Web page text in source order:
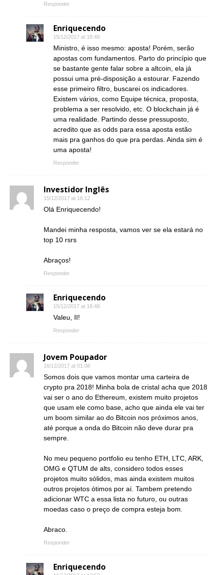
Responder
Enriquecendo
15/12/2017 at 18:48
Ministro, é isso mesmo: aposta! Porém, serão
apostas com fundamentos. Parto do princípio que
se bastante gente falar sobre a altcoin, ela já
possui uma pré-disposição a estourar. Fazendo
esse primeiro filtro, buscarei os indicadores.
Existem vários, como Equipe técnica, proposta,
problema a ser resolvido, etc. O blockchain já é
uma realidade. Partindo desse pressuposto,
acredito que as odds para essa aposta estão
mais pra ganhos do que pra perdas. Ainda sim é
uma aposta!
Responder
Investidor Inglês
15/12/2017 at 16:12
Olá Enriquecendo!
Mandei minha resposta, vamos ver se ela estará no
top 10 rsrs
Abraços!
Responder
Enriquecendo
15/12/2017 at 18:48
Valeu, II!
Responder
Jovem Poupador
16/12/2017 at 01:08
Somos dois que vamos montar uma carteira de
crypto pra 2018! Minha bola de cristal acha que 2018
vai ser o ano do Ethereum, existem muito projetos
que usam ele como base, acho que ainda ele vai ter
um boom similar ao do Bitcoin nos próximos anos,
até porque a onda do Bitcoin não deve durar pra
sempre.
No meu pequeno portfolio eu tenho ETH, LTC, ARK,
OMG e QTUM de alts, considero todos esses
projetos muito sólidos, mas ainda existem muitos
outros projetos ótimos por aí. Tambem pretendo
adicionar WTC a essa lista no futuro, ou outras
moedas caso o preço de compra esteja bom.
Abraco.
Responder
Enriquecendo